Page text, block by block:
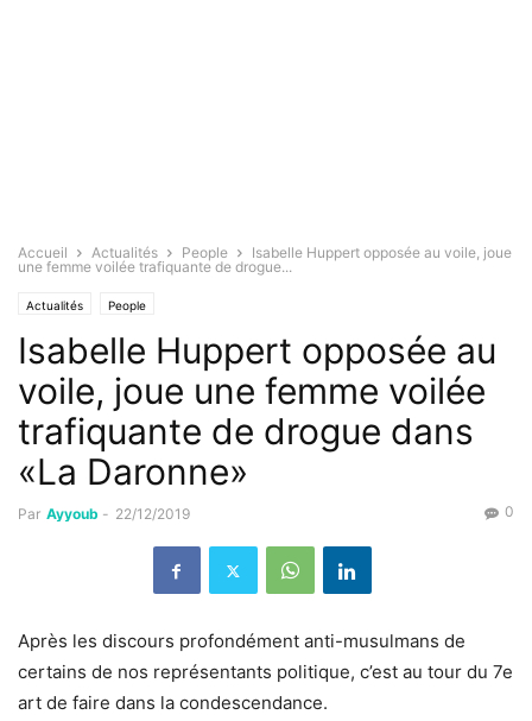
Accueil Actualités People
Isabelle Huppert opposée au voile, joue
une femme voilée trafiquante de drogue...
Actualités People
Isabelle Huppert opposée au
voile, joue une femme voilée
trafiquante de drogue dans
«La Daronne»
Par Ayyoub - 22/12/2019 0
Après les discours profondément anti-musulmans de
certains de nos représentants politique, c’est au tour du 7e
art de faire dans la condescendance.